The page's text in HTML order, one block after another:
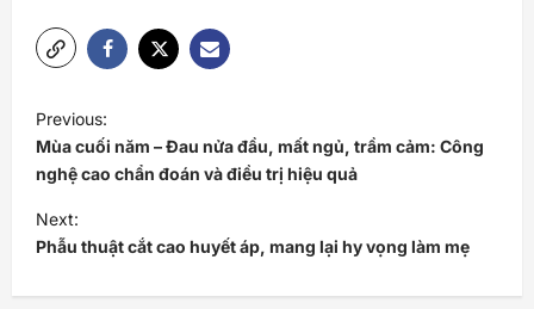
o
s
t
n
a
Previous:
Mùa cuối năm – Đau nửa đầu, mất ngủ, trầm cảm: Công
nghệ cao chẩn đoán và điều trị hiệu quả
Next:
Phẫu thuật cắt cao huyết áp, mang lại hy vọng làm mẹ